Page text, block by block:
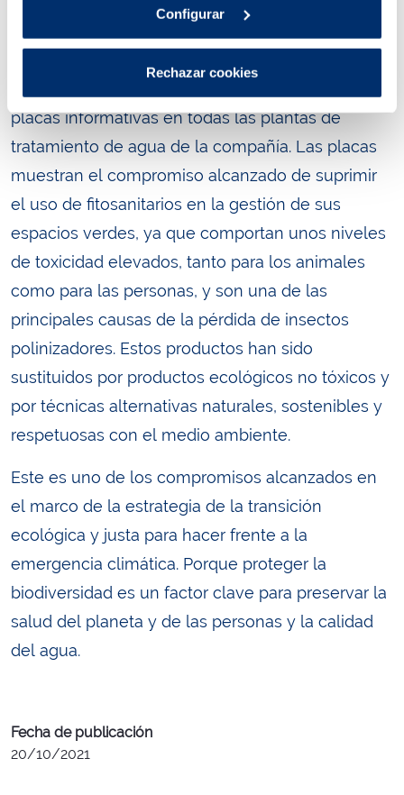
Configurar
Rechazar cookies
placas informativas en todas las plantas de
tratamiento de agua de la compañía. Las placas
muestran el compromiso alcanzado de suprimir
el uso de fitosanitarios en la gestión de sus
espacios verdes, ya que comportan unos niveles
de toxicidad elevados, tanto para los animales
como para las personas, y son una de las
principales causas de la pérdida de insectos
polinizadores. Estos productos han sido
sustituidos por productos ecológicos no tóxicos y
por técnicas alternativas naturales, sostenibles y
respetuosas con el medio ambiente.
Este es uno de los compromisos alcanzados en
el marco de la estrategia de la transición
ecológica y justa para hacer frente a la
emergencia climática. Porque proteger la
biodiversidad es un factor clave para preservar la
salud del planeta y de las personas y la calidad
del agua.
Fecha de publicación
20/10/2021